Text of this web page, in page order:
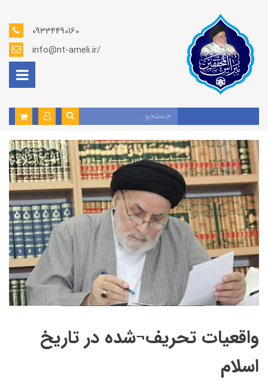
09334490160
info@nt-ameli.ir/
واقعيات تحريف¬شده در تاريخ
اسلام